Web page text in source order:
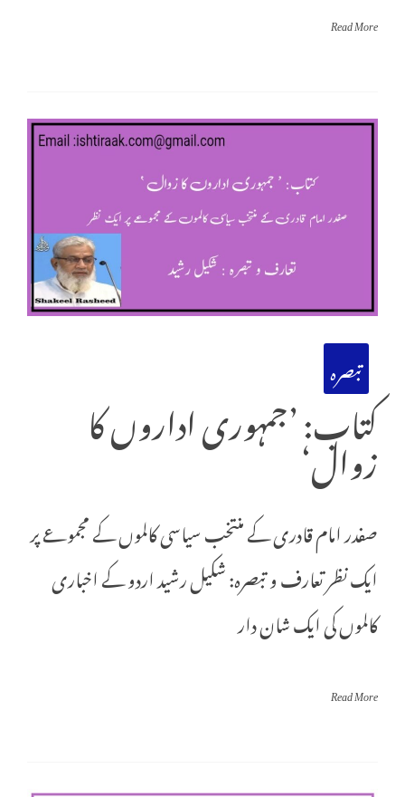
Read More
تبصرہ
کتاب: ’جمہوری اداروں کا
زوال‘
صفدر امام قادری کے منتخب سیاسی کالموں کے مجموعے پر
ایک نظر تعارف و تبصرہ: شکیل رشید اردو کے اخباری
کالموں کی ایک شان دار
Read More